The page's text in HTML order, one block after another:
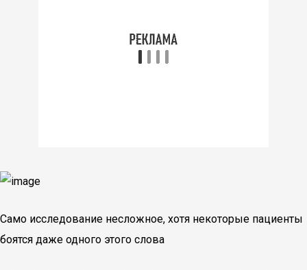
Само исследование несложное, хотя некоторые пациенты
боятся даже одного этого слова